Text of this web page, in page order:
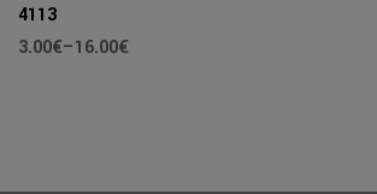
4113
3.00€–16.00€